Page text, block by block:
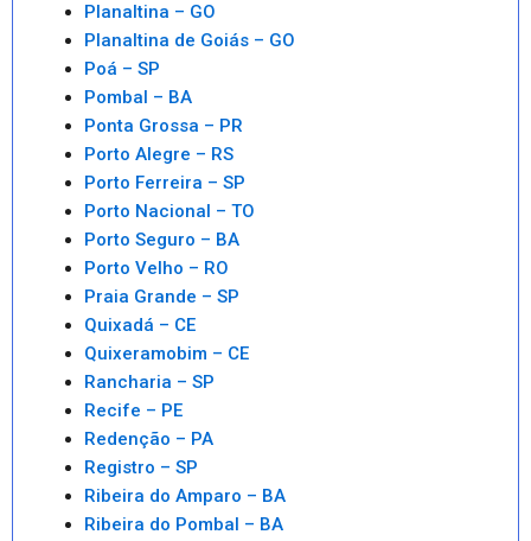
Planaltina – GO
Planaltina de Goiás – GO
Poá – SP
Pombal – BA
Ponta Grossa – PR
Porto Alegre – RS
Porto Ferreira – SP
Porto Nacional – TO
Porto Seguro – BA
Porto Velho – RO
Praia Grande – SP
Quixadá – CE
Quixeramobim – CE
Rancharia – SP
Recife – PE
Redenção – PA
Registro – SP
Ribeira do Amparo – BA
Ribeira do Pombal – BA